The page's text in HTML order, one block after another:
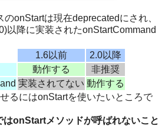
onStartは現在deprecatedにされ、
以降に実装されたonStartCommand
1.6以前
2.0以降
動作する
非推奨
実装されてない 動作する
るにはonStartを使いたいところで
onStartメソッドが呼ばれないこと